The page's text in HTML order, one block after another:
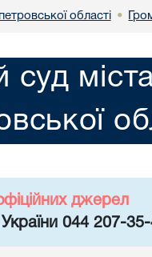
області •
суд
джерел
044 207-